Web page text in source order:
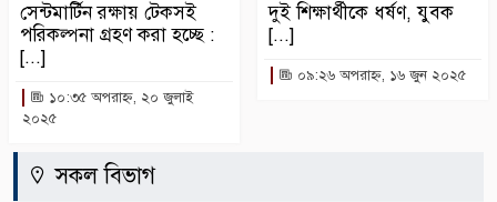
সেন্টমার্টিন রক্ষায় টেকসই
পরিকল্পনা গ্রহণ করা হচ্ছে :
[...]
১০:৩৫ অপরাহ্ন, ২০ জুলাই
২০২৫
দুই শিক্ষার্থীকে ধর্ষণ, যুবক
[...]
০৯:২৬ অপরাহ্ন, ১৬ জুন ২০২৫
সকল বিভাগ